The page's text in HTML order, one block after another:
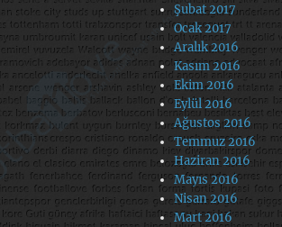
Şubat 2017
Ocak 2017
Aralık 2016
Kasım 2016
Ekim 2016
Eylül 2016
Ağustos 2016
Temmuz 2016
Haziran 2016
Mayıs 2016
Nisan 2016
Mart 2016